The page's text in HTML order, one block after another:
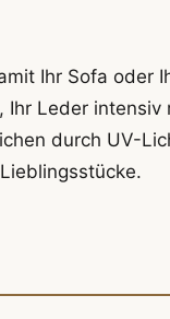
Ihr Sofa oder
Leder intensiv
durch UV-